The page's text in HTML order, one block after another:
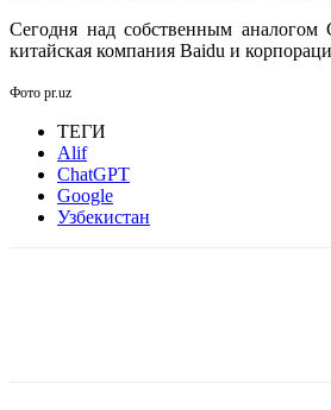
Сегодня над собственным аналогом
китайская компания Baidu и
Фото pr.uz
ТЕГИ
Alif
ChatGPT
Google
Узбекистан